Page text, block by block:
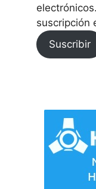
suscripción
Suscribir